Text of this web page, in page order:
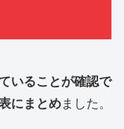
いることが確認で
にまとめました。